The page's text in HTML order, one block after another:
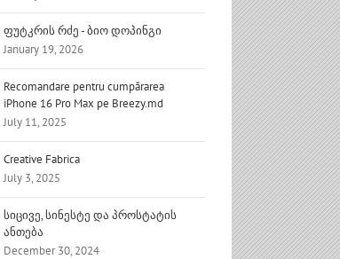
ფუტკრის რძე - ბიო დოპინგი
January 19, 2026
Recomandare pentru cumpărarea
iPhone 16 Pro Max pe Breezy.md
July 11, 2025
Creative Fabrica
July 3, 2025
სიცივე, სინესტე და პროსტატის
ანთება
December 30, 2024